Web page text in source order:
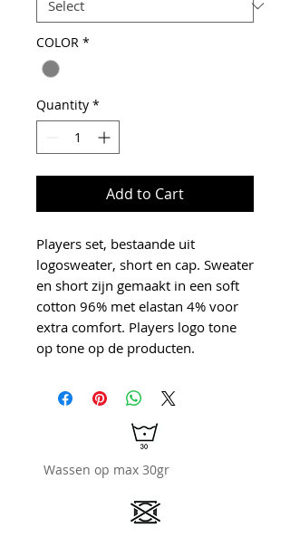
COLOR *
Quantity *
Add to Cart
Players set, bestaande uit
logosweater, short en cap. Sweater
en short zijn gemaakt in een soft
cotton 96% met elastan 4% voor
extra comfort. Players logo tone
op tone op de producten.
Wassen op max 30gr